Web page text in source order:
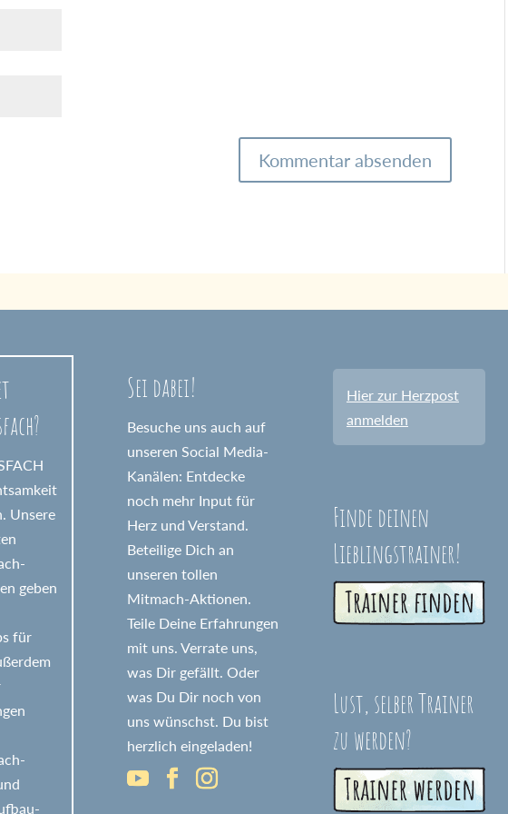
Unsere
geben
für
Sei dabei!
Besuche uns auch auf
unseren Social Media-
Kanälen: Entdecke
noch mehr Input für
Herz und Verstand.
Beteilige Dich an
unseren tollen
Mitmach-Aktionen.
Teile Deine Erfahrungen
mit uns. Verrate uns,
was Dir gefällt. Oder
was Du Dir noch von
uns wünschst. Du bist
herzlich eingeladen!
Hier zur Herzpost
anmelden
Finde deinen
Lieblingstrainer!
Lust, selber Trainer
zu werden?